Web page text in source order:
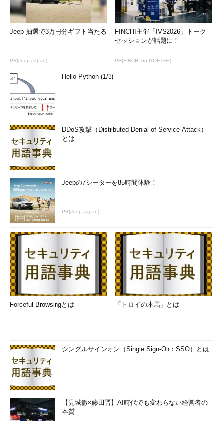
データベースファイルの位置
リカバリ構成の設定（フラッシュリカバリ領域の指定、ア
ーカイブの有効化）
クリプト）
ズ、キャラクタセット、接続モード）
作成オプション（テンプレートの保存、スクリプトの生
成）
図1 Database Configuration Assistant（DBC
A）の画面（クリックで拡大します）
d
■ 解説
選択肢a：初期化パラメータの設定は、DBCAの「初期化パラメ
ータ」ステップにて行えます。このステップでは、SGAやPGAの
が用意されています。
選択肢b：共有サーバモードの指定は、選択肢aと同様、「初期
化パラメータ」ステップにて行えます。
選択肢c： アーカイブモードの指定は、「リカバリ構成」ステッ
プにて行えます。アーカイブの有効化チェックボックスをオンに
Jeep 抽選で3万円分ギフト当たる
PR(Jeep Japan)
FINCHI主催「IVS2026」トーク
セッションが話題に！
PR(FINCHI on GOETHE)
Hello Python (1/3)
DDoS攻撃（Distributed Denial of Service Attack）
とは
Jeepの7シーターを85時間体験！
PR(Jeep Japan)
Forceful Browsingとは 「トロイの木馬」とは
シングルサインオン（Single Sign-On：SSO）とは
【見城徹×藤田晋】AI時代でも変わらない経営者の
本質